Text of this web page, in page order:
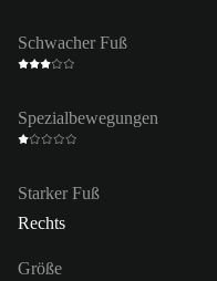
Schwacher Fuß
Spezialbewegungen
Starker Fuß
Rechts
Größe